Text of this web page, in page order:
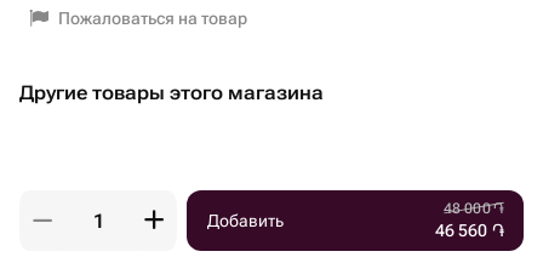
Пожаловаться на товар
Другие товары этого магазина
Добавить
48 000֏
46 560 ֏